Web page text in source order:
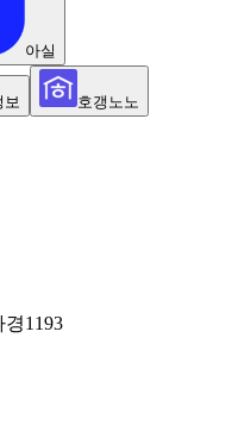
아실
보
호갱노노
경1193